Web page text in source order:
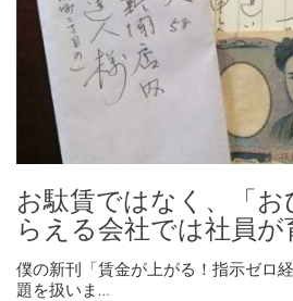
お駄賃ではなく、「お
らえる会社では社員が
僕の新刊「賃金が上がる！指示ゼロ
題を扱いま…